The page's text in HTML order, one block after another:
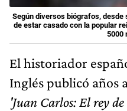
Según diversos biógrafos, desde
de estar casado con la popular
5000
El historiador
Inglés publicó años
'Juan Carlos: El rey